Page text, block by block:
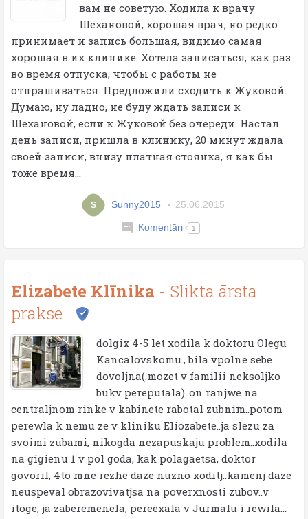
вам не советую. Ходила к врачу
Шехановой, хорошая врач, но редко
принимает и запись большая, видимо самая
хорошая в их клинике. Хотела записаться, как раз
во время отпуска, чтобы с работы не
отпрашиваться. Предложили сходить к Жуковой.
Думаю, ну ладно, не буду ждать записи к
Шехановой, если к Жуковой без очереди. Настал
день записи, пришла в клинику, 20 минут ждала
своей записи, внизу платная стоянка, я как бы
тоже время...
S Sunny2015 25.06.2015
Komentāri 1
Elizabete Klīnika - Slikta ārsta
prakse
dolgix 4-5 let xodila k doktoru Olegu
Kancalovskomu., bila vpolne sebe
dovoljna(.mozet v familii neksoljko
bukv pereputala)..on ranjwe na
centraljnom rinke v kabinete rabotal zubnim..potom
perewla k nemu ze v kliniku Eliozabete..ja slezu za
svoimi zubami, nikogda nezapuskaju problem..xodila
na gigienu 1 v pol goda, kak polagaetsa, doktor
govoril, 4to mne rezhe daze nuzno xoditj..kamenj daze
neuspeval obrazovivatjsa na poverxnosti zubov..v
itoge, ja zaberemenela, pereexala v Jurmalu i rewila...